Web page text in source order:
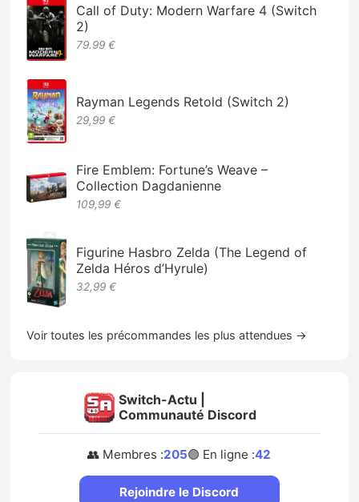
Call of Duty: Modern Warfare 4 (Switch
2)
79.99 €
Rayman Legends Retold (Switch 2)
29,99 €
Fire Emblem: Fortune’s Weave –
Collection Dagdanienne
109,99 €
Figurine Hasbro Zelda (The Legend of
Zelda Héros d’Hyrule)
32,99 €
Voir toutes les précommandes les plus attendues →
Switch-Actu |
Communauté Discord
👥 Membres :205🟢 En ligne :42
Rejoindre le Discord